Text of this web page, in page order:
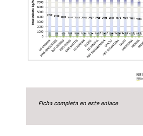
Ficha completa en este enlace